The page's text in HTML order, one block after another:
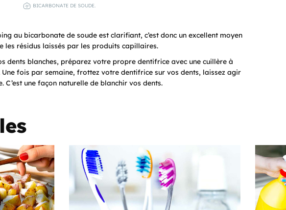
BICARBONATE DE SOUDE.
au bicarbonate de soude est clarifiant, c’est donc un excellent moyen
les résidus laissés par les produits capillaires.
dents blanches, préparez votre propre dentifrice avec une cuillère à
Une fois par semaine, frottez votre dentifrice sur vos dents, laissez agir
C’est une façon naturelle de blanchir vos dents.